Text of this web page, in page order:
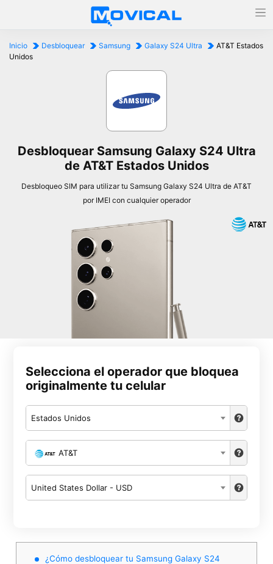
Inicio Desbloquear Samsung Galaxy S24 Ultra
AT&T Estados
Unidos
Desbloquear Samsung Galaxy S24 Ultra
de AT&T Estados Unidos
Desbloqueo SIM para utilizar tu Samsung Galaxy S24 Ultra de AT&T
por IMEI con cualquier operador
Selecciona el operador que bloquea
originalmente tu celular
Estados Unidos
AT&T
United States Dollar - USD
¿Cómo desbloquear tu Samsung Galaxy S24